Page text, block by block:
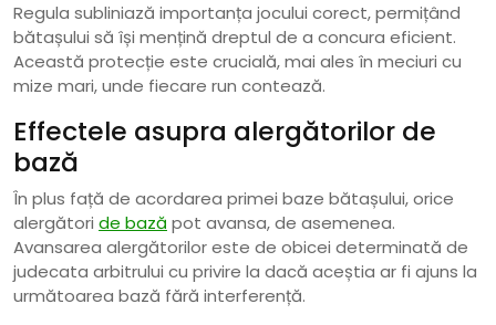
Regula subliniază importanța jocului corect, permițând
bătașului să își mențină dreptul de a concura eficient.
Această protecție este crucială, mai ales în meciuri cu
mize mari, unde fiecare run contează.
Effectele asupra alergătorilor de
bază
În plus față de acordarea primei baze bătașului, orice
alergători de bază pot avansa, de asemenea.
Avansarea alergătorilor este de obicei determinată de
judecata arbitrului cu privire la dacă aceștia ar fi ajuns la
următoarea bază fără interferență.